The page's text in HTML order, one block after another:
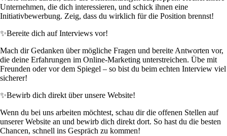
Unternehmen, die dich interessieren, und schick ihnen eine
Initiativbewerbung. Zeig, dass du wirklich für die Position brennst!
✨Bereite dich auf Interviews vor!
Mach dir Gedanken über mögliche Fragen und bereite Antworten vor,
die deine Erfahrungen im Online-Marketing unterstreichen. Übe mit
Freunden oder vor dem Spiegel – so bist du beim echten Interview viel
sicherer!
✨Bewirb dich direkt über unsere Website!
Wenn du bei uns arbeiten möchtest, schau dir die offenen Stellen auf
unserer Website an und bewirb dich direkt dort. So hast du die besten
Chancen, schnell ins Gespräch zu kommen!